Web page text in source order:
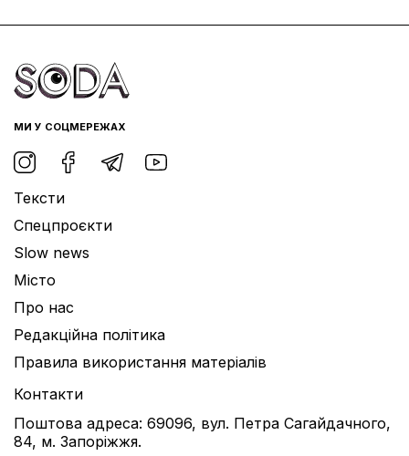
МИ У СОЦМЕРЕЖАХ
Тексти
Спецпроєкти
Slow news
Місто
Про нас
Редакційна політика
Правила використання матеріалів
Контакти
Поштова адреса: 69096, вул. Петра Сагайдачного,
84, м. Запоріжжя.